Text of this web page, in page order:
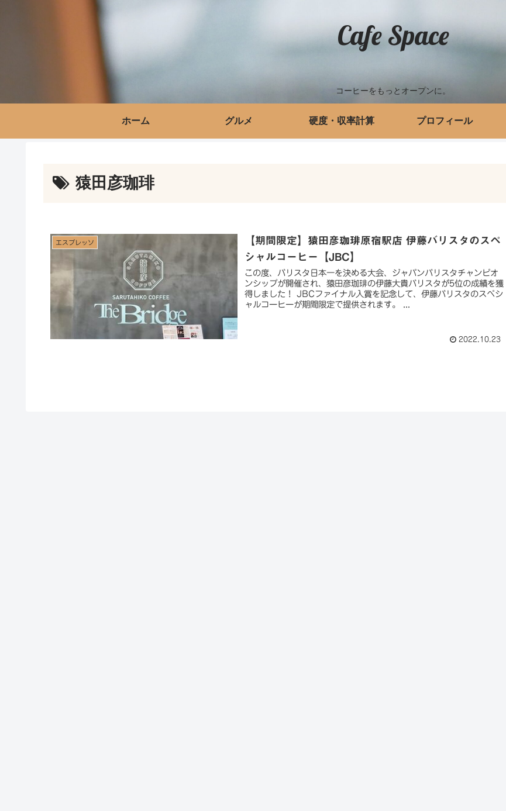
Cafe Space
コーヒーをもっとオープンに。
ホーム グルメ 硬度・収率計算 プロフィール
猿田彦珈琲
エスプレッソ
【期間限定】猿田彦珈琲原宿駅店 伊藤バリスタのスペ
シャルコーヒー【JBC】
この度、バリスタ日本一を決める大会、ジャパンバリスタチャンピオ
ンシップが開催され、猿田彦珈琲の伊藤大貴バリスタが5位の成績を獲
得しました！ JBCファイナル入賞を記念して、伊藤バリスタのスペシ
ャルコーヒーが期間限定で提供されます。 ...
2022.10.23